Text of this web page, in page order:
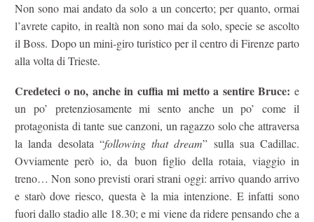
Non sono mai andato da solo a un concerto; per quanto, ormai
l’avrete capito, in realtà non sono mai da solo, specie se ascolto
il Boss. Dopo un mini-giro turistico per il centro di Firenze parto
alla volta di Trieste.
Credeteci o no, anche in cuffia mi metto a sentire Bruce: e
un po’ pretenziosamente mi sento anche un po’ come il
protagonista di tante sue canzoni, un ragazzo solo che attraversa
la landa desolata “following that dream” sulla sua Cadillac.
Ovviamente però io, da buon figlio della rotaia, viaggio in
treno… Non sono previsti orari strani oggi: arrivo quando arrivo
e starò dove riesco, questa è la mia intenzione. E infatti sono
fuori dallo stadio alle 18.30; e mi viene da ridere pensando che a